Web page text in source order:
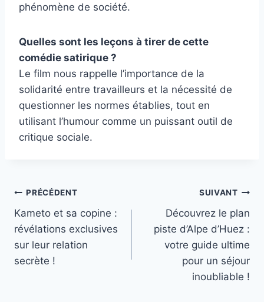
phénomène de société.
Quelles sont les leçons à tirer de cette
comédie satirique ?
Le film nous rappelle l’importance de la
solidarité entre travailleurs et la nécessité de
questionner les normes établies, tout en
utilisant l’humour comme un puissant outil de
critique sociale.
Navigation
de
l’article
PRÉCÉDENT
Kameto et sa copine :
révélations exclusives
sur leur relation
secrète !
SUIVANT
Découvrez le plan
piste d’Alpe d’Huez :
votre guide ultime
pour un séjour
inoubliable !